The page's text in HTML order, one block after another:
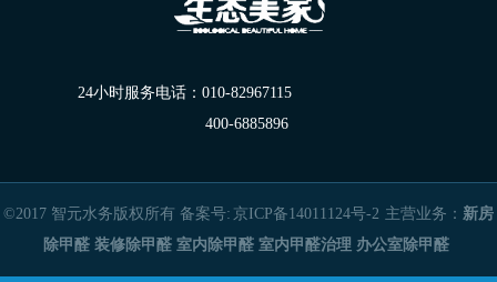
24小时服务电话： 010-82967115
400-6885896
©2017 智元水务版权所有 备案号: 京ICP备14011124号-2 主营业务： 新房
除甲醛 装修除甲醛 室内除甲醛 室内甲醛治理 办公室除甲醛